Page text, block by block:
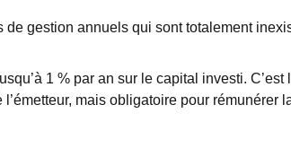
gestion annuels qui sont totalement
1 % par an sur le capital investi. C’est
mais obligatoire pour rémunérer